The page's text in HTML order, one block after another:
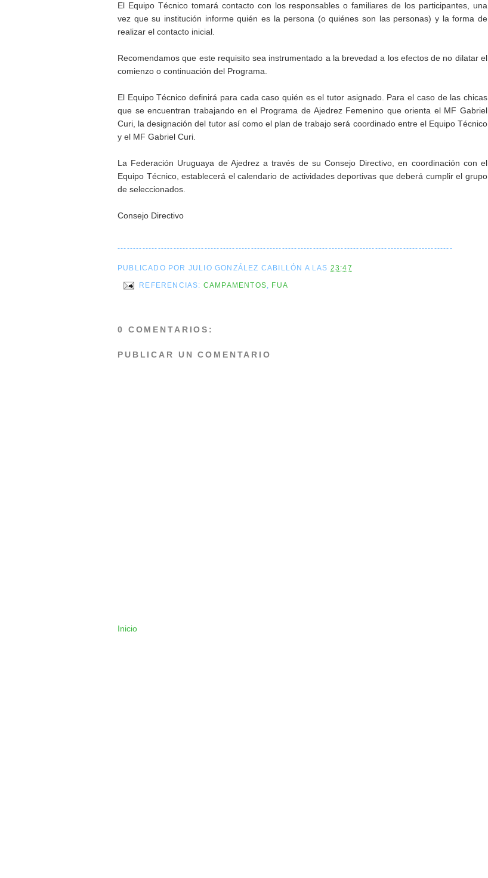
El Equipo Técnico tomará contacto con los responsables o familiares de los participantes, una
vez que su institución informe quién es la persona (o quiénes son las personas) y la forma de
realizar el contacto inicial.
Recomendamos que este requisito sea instrumentado a la brevedad a los efectos de no dilatar el
comienzo o continuación del Programa.
El Equipo Técnico definirá para cada caso quién es el tutor asignado. Para el caso de las chicas
que se encuentran trabajando en el Programa de Ajedrez Femenino que orienta el MF Gabriel
Curi, la designación del tutor así como el plan de trabajo será coordinado entre el Equipo Técnico
y el MF Gabriel Curi.
La Federación Uruguaya de Ajedrez a través de su Consejo Directivo, en coordinación con el
Equipo Técnico, establecerá el calendario de actividades deportivas que deberá cumplir el grupo
de seleccionados.
Consejo Directivo
------------------------------------------------------------------------------------------------------------
PUBLICADO POR JULIO GONZÁLEZ CABILLÓN A LAS 23:47
REFERENCIAS: CAMPAMENTOS, FUA
0 COMENTARIOS:
PUBLICAR UN COMENTARIO
Inicio